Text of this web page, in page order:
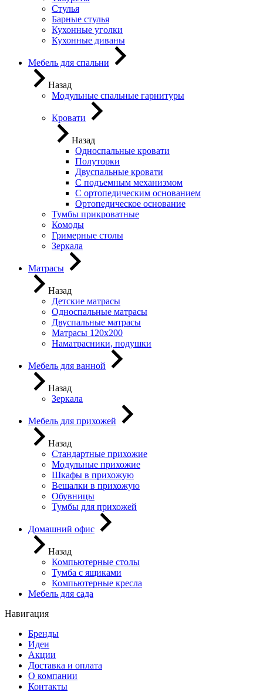
Стулья
Барные стулья
Кухонные уголки
Кухонные диваны
Мебель для спальни
Назад
Модульные спальные гарнитуры
Кровати
Назад
Односпальные кровати
Полуторки
Двуспальные кровати
С подъемным механизмом
С ортопедическим основанием
Ортопедическое основание
Тумбы прикроватные
Комоды
Гримерные столы
Зеркала
Матрасы
Назад
Детские матрасы
Односпальные матрасы
Двуспальные матрасы
Матрасы 120х200
Наматрасники, подушки
Мебель для ванной
Назад
Зеркала
Мебель для прихожей
Назад
Стандартные прихожие
Модульные прихожие
Шкафы в прихожую
Вешалки в прихожую
Обувницы
Тумбы для прихожей
Домашний офис
Назад
Компьютерные столы
Тумба с ящиками
Компьютерные кресла
Мебель для сада
Навигация
Бренды
Идеи
Акции
Доставка и оплата
О компании
Контакты